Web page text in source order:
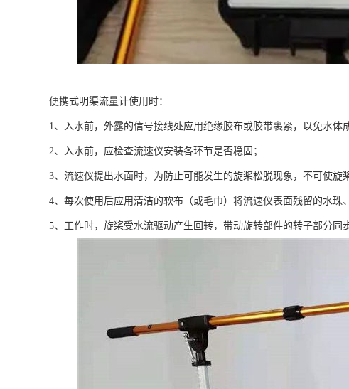
便携式明渠流量计使用时：
1、入水前，外露的信号接线处应用绝缘胶布或胶带裹紧，以免水体
2、入水前，应检查流速仪安装各环节是否稳固；
3、流速仪提出水面时，为防止可能发生的旋桨松脱现象，不可使旋
4、每次使用后应用清洁的软布（或毛巾）将流速仪表面残留的水珠
5、工作时，旋桨受水流驱动产生回转，带动旋转部件的转子部分同